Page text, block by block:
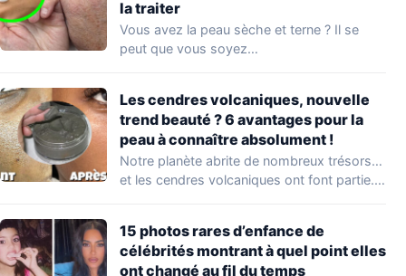
la traiter
Vous avez la peau sèche et terne ? Il se
peut que vous soyez…
Les cendres volcaniques, nouvelle
trend beauté ? 6 avantages pour la
peau à connaître absolument !
Notre planète abrite de nombreux trésors…
et les cendres volcaniques ont font partie.
15 photos rares d’enfance de
célébrités montrant à quel point elles
ont changé au fil du temps